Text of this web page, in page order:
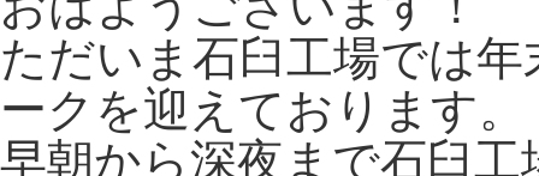
ただいま石臼工場では
ークを迎えております。
早朝から深夜まで石臼